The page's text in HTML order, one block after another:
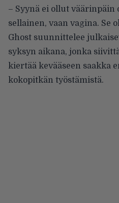
– Syynä ei ollut väärinpäin
sellainen, vaan vagina. Se
Ghost suunnittelee
syksyn aikana, jonka
kiertää kevääseen saakka
kokopitkän työstämistä.